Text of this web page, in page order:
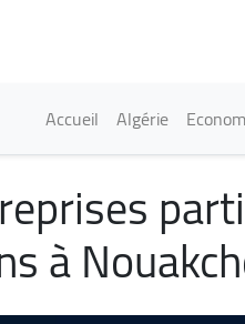
Main
Accueil Algérie
à